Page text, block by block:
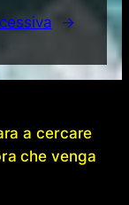
→
a cercare
che venga